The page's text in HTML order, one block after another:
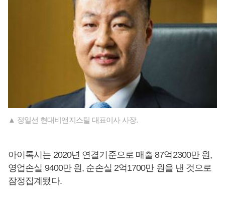
▲ 정일선 현대비앤지스틸 대표이사 사장.
아이톡시는 2020년 연결기준으로 매출 87억2300만 원,
영업손실 9400만 원, 순손실 2억1700만 원을 낸 것으로
잠정집계됐다.